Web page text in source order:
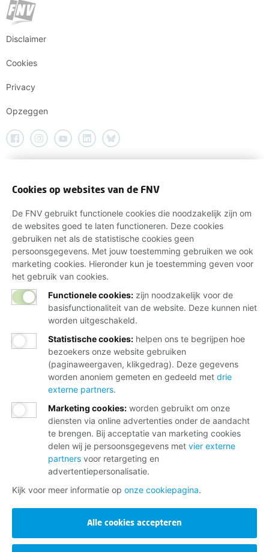
Disclaimer
Cookies
Privacy
Opzeggen
Cookies op websites van de FNV
De FNV gebruikt functionele cookies die noodzakelijk zijn om
de websites goed te laten functioneren. Deze cookies
gebruiken net als de statistische cookies geen
persoonsgegevens. Met jouw toestemming gebruiken we ook
marketing cookies. Hieronder kun je toestemming geven voor
het gebruik van cookies.
Functionele cookies: zijn noodzakelijk voor de
basisfunctionaliteit van de website. Deze kunnen niet
worden uitgeschakeld.
Statistische cookies: helpen ons te begrijpen hoe
bezoekers onze website gebruiken
(paginaweergaven, klikgedrag). Deze gegevens
worden anoniem gemeten en gedeeld met drie
externe partners.
Marketing cookies: worden gebruikt om onze
diensten via online advertenties onder de aandacht
te brengen. Bij acceptatie van marketing cookies
delen wij je persoonsgegevens met vier externe
partners voor retargeting en
advertentiepersonalisatie.
Kijk voor meer informatie op onze cookiepagina.
Alle cookies accepteren